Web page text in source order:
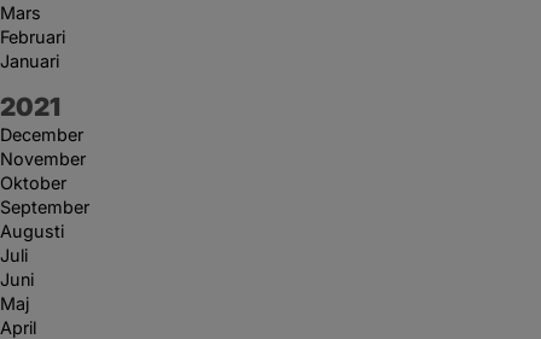
Mars
Februari
Januari
År:
2021
December
November
Oktober
September
Augusti
Juli
Juni
Maj
April